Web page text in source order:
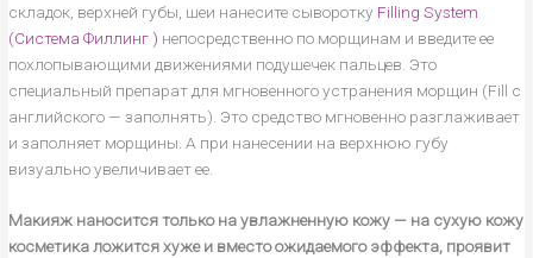
складок, верхней губы, шеи нанесите сыворотку Filling System
(Система Филлинг ) непосредственно по морщинам и введите ее
похлопывающими движениями подушечек пальцев. Это
специальный препарат для мгновенного устранения морщин (Fill с
английского — заполнять). Это средство мгновенно разглаживает
и заполняет морщины. А при нанесении на верхнюю губу
визуально увеличивает ее.
Макияж наносится только на увлажненную кожу — на сухую кожу
косметика ложится хуже и вместо ожидаемого эффекта, проявит